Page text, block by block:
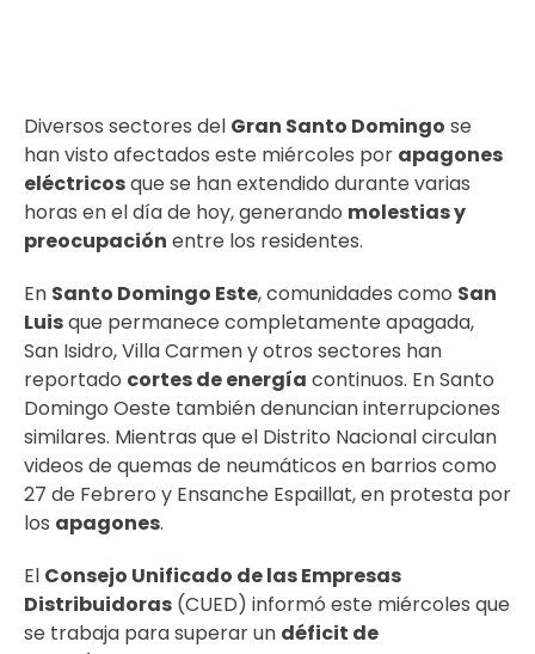
Diversos sectores del Gran Santo Domingo se
han visto afectados este miércoles por apagones
eléctricosque se han extendido durante varias
horas en el día de hoy, generando molestias y
preocupación entre los residentes.
En Santo Domingo Este, comunidades como San
Luisque permanece completamente apagada,
San Isidro, Villa Carmen y otros sectores han
reportado cortes de energía continuos. En Santo
Domingo Oeste también denuncian interrupciones
similares. Mientras que el Distrito Nacional circulan
videos de quemas de neumáticos en barrios como
27 de Febrero y Ensanche Espaillat, en protesta por
los apagones.
El Consejo Unificado de las Empresas
Distribuidoras (CUED) informó este miércoles que
se trabaja para superar un déficit de